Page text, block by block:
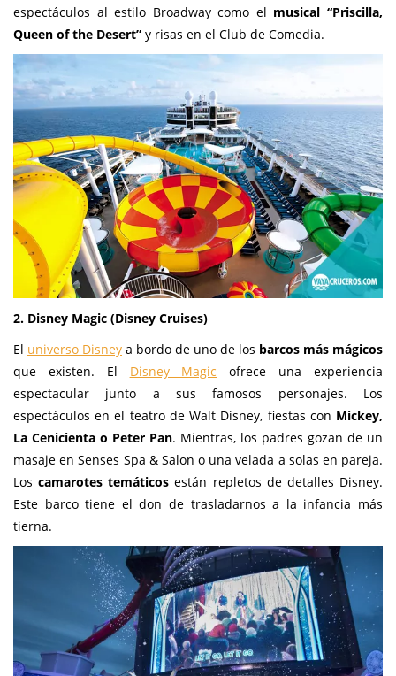
espectáculos al estilo Broadway como el musical “Priscilla,
Queen of the Desert” y risas en el Club de Comedia.
2. Disney Magic (Disney Cruises)
El universo Disney a bordo de uno de los barcos más mágicos
que existen. El Disney Magic ofrece una experiencia
espectacular junto a sus famosos personajes. Los
espectáculos en el teatro de Walt Disney, fiestas con Mickey,
La Cenicienta o Peter Pan. Mientras, los padres gozan de un
masaje en Senses Spa & Salon o una velada a solas en pareja.
Loscamarotes temáticos están repletos de detalles Disney.
Este barco tiene el don de trasladarnos a la infancia más
tierna.